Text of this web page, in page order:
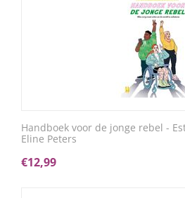
Handboek voor de jonge rebel -
Eline Peters
€12,99